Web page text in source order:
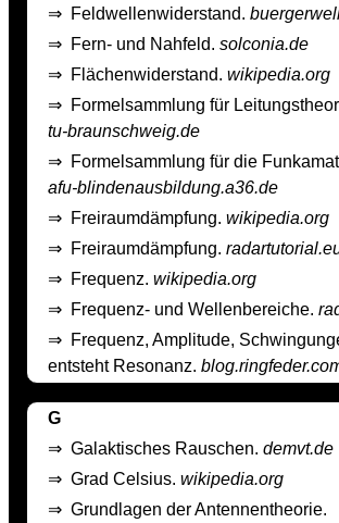
⇒ Feldwellenwiderstand.
⇒ Fern- und Nahfeld. solconia.de
⇒ Flächenwiderstand. wikipedia.org
⇒ Formelsammlung für
tu-braunschweig.de
⇒ Formelsammlung für die
afu-blindenausbildung.a36.de
⇒ Freiraumdämpfung. wikipedia.org
⇒ Freiraumdämpfung.
⇒ Frequenz. wikipedia.org
⇒ Frequenz- und Wellenbereiche.
⇒ Frequenz, Amplitude,
entsteht Resonanz.
G
⇒ Galaktisches Rauschen. demvt.de
⇒ Grad Celsius. wikipedia.org
⇒ Grundlagen der Antennentheorie.